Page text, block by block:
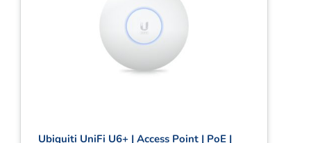
Ubiquiti UniFi U6+ | Access Point | PoE |